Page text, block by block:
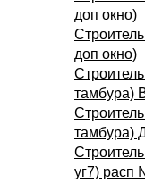
доп окно)
доп окно)
тамбура)
тамбура)
уг7) расп